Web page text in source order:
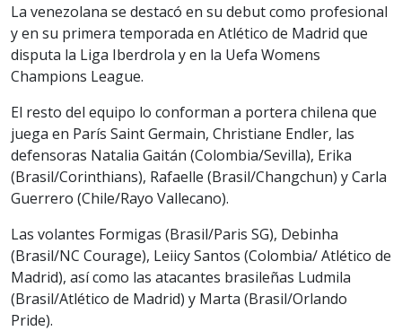
La venezolana se destacó en su debut como profesional
y en su primera temporada en Atlético de Madrid que
disputa la Liga Iberdrola y en la Uefa Womens
Champions League.
El resto del equipo lo conforman a portera chilena que
juega en París Saint Germain, Christiane Endler, las
defensoras Natalia Gaitán (Colombia/Sevilla), Erika
(Brasil/Corinthians), Rafaelle (Brasil/Changchun) y Carla
Guerrero (Chile/Rayo Vallecano).
Las volantes Formigas (Brasil/Paris SG), Debinha
(Brasil/NC Courage), Leiicy Santos (Colombia/ Atlético de
Madrid), así como las atacantes brasileñas Ludmila
(Brasil/Atlético de Madrid) y Marta (Brasil/Orlando
Pride).